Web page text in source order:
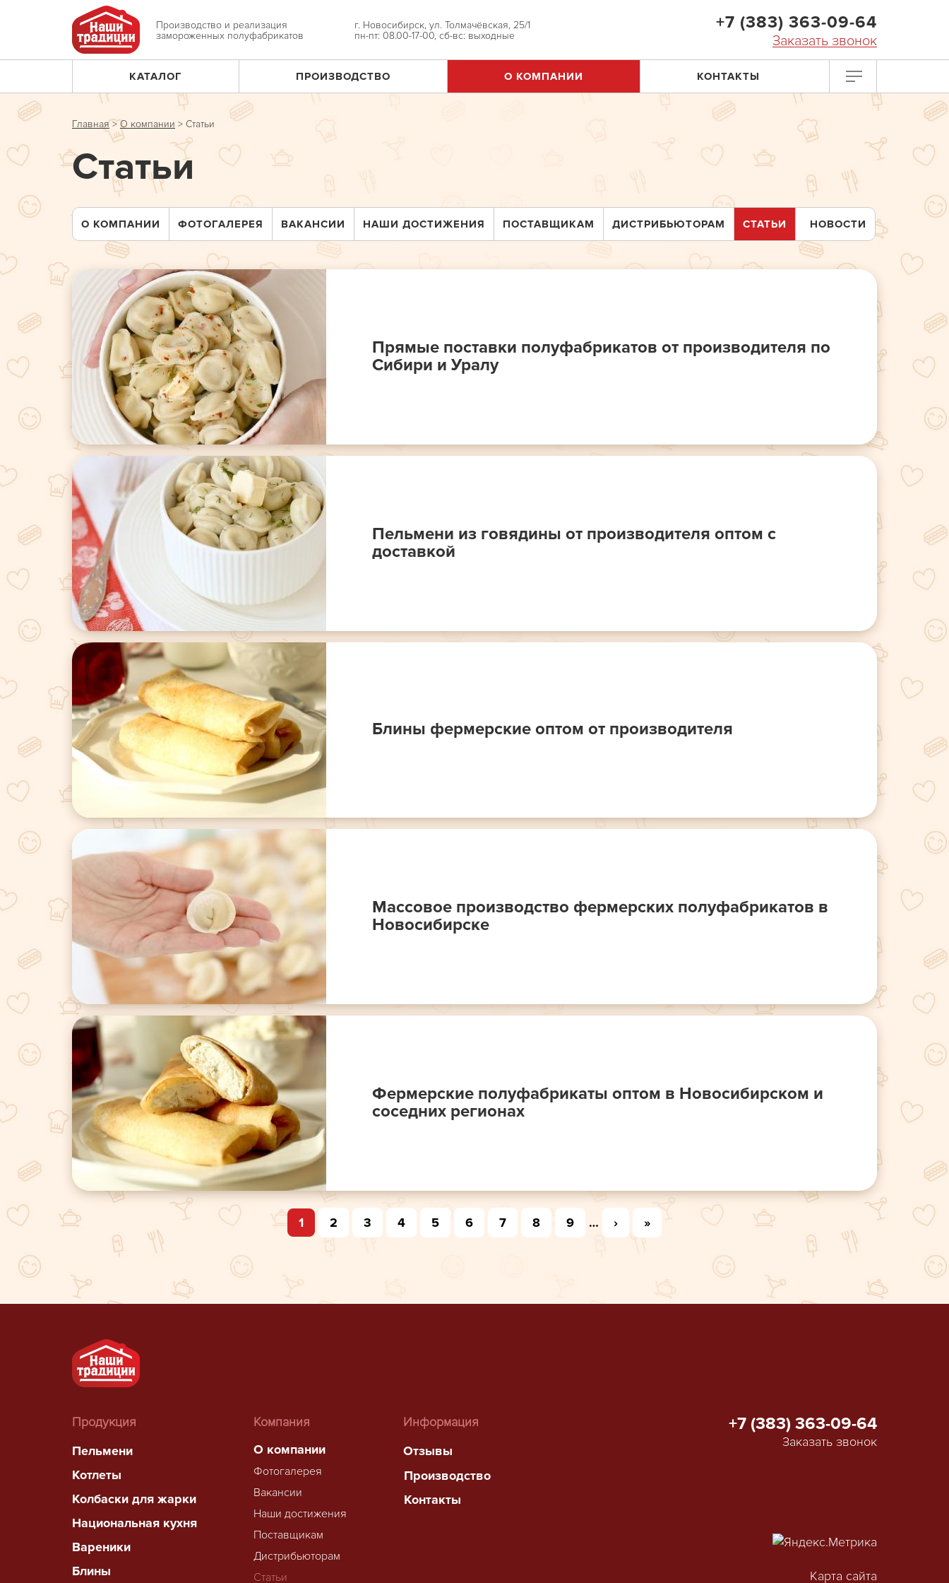
Производство и реализация
замороженных полуфабрикатов
г. Новосибирск, ул. Толмачёвская, 25/1
пн-пт: 08.00-17-00, сб-вс: выходные
+7 (383) 363-09-64
Заказать звонок
Главное
меню
КАТАЛОГ ПРОИЗВОДСТВО О КОМПАНИИ КОНТАКТЫ
Вы
здесь
Главная>О компании > Статьи
Статьи
О КОМПАНИИ ФОТОГАЛЕРЕЯ ВАКАНСИИ НАШИ ДОСТИЖЕНИЯ ПОСТАВЩИКАМ ДИСТРИБЬЮТОРАМ СТАТЬИ НОВОСТИ
Прямые поставки полуфабрикатов от производителя по
Сибири и Уралу
Пельмени из говядины от производителя оптом с
доставкой
Блины фермерские оптом от производителя
Массовое производство фермерских полуфабрикатов в
Новосибирске
Фермерские полуфабрикаты оптом в Новосибирском и
соседних регионах
Страницы 1 2 3 4 5 6 7 8 9 … › »
Продукция
Пельмени
Котлеты
Колбаски для жарки
Национальная кухня
Вареники
Блины
Компания
О компании
Фотогалерея
Вакансии
Наши достижения
Поставщикам
Дистрибьюторам
Статьи
Производство
Контакты
Информация
Отзывы
+7 (383) 363-09-64
Заказать звонок
Карта сайта